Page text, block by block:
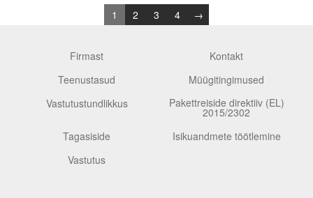
1 2 3 4 →
Firmast
Kontakt
Teenustasud
Müügitingimused
Vastutustundlikkus
Pakettreiside direktiiv (EL)
2015/2302
Tagasiside
Isikuandmete töötlemine
Vastutus